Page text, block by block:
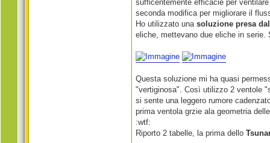
sufficentemente efficacie per
seconda modifica per migliorare il
Ho utilizzato unasoluzione presa
eliche, mettevano due eliche in
Questa soluzione mi ha quasi
"vertiginosa". Così utilizzo 2 ventole
si sente una leggero rumore
prima ventola grzie ala geometria
:wtf:
Riporto 2 tabelle, la prima dello